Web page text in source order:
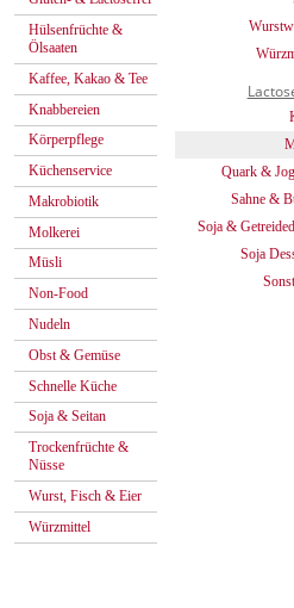
Hülsenfrüchte &
Ölsaaten
Kaffee, Kakao & Tee
Knabbereien
Körperpflege
Küchenservice
Makrobiotik
Molkerei
Müsli
Non-Food
Nudeln
Obst & Gemüse
Schnelle Küche
Soja & Seitan
Trockenfrüchte &
Nüsse
Wurst, Fisch & Eier
Würzmittel
Quark &
Sahne &
Soja &
Soja